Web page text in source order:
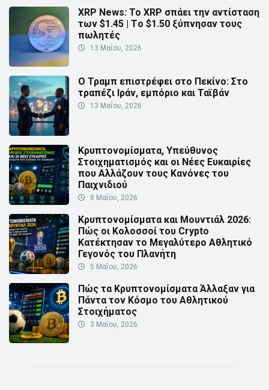
XRP News: Το XRP σπάει την αντίσταση
των $1.45 | Τo $1.50 ξύπνησαν τους
πωλητές
13 Μαΐου, 2026
Ο Τραμπ επιστρέφει στο Πεκίνο: Στο
τραπέζι Ιράν, εμπόριο και Ταϊβάν
13 Μαΐου, 2026
Κρυπτονομίσματα, Υπεύθυνος
Στοιχηματισμός και οι Νέες Ευκαιρίες
που Αλλάζουν τους Κανόνες του
Παιχνιδιού
8 Μαΐου, 2026
Κρυπτονομίσματα και Μουντιάλ 2026:
Πώς οι Κολοσσοί του Crypto
Κατέκτησαν το Μεγαλύτερο Αθλητικό
Γεγονός του Πλανήτη
5 Μαΐου, 2026
Πώς τα Κρυπτονομίσματα Άλλαξαν για
Πάντα τον Κόσμο του Αθλητικού
Στοιχήματος
3 Μαΐου, 2026